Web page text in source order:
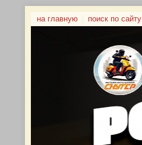
на главную поиск по сайту